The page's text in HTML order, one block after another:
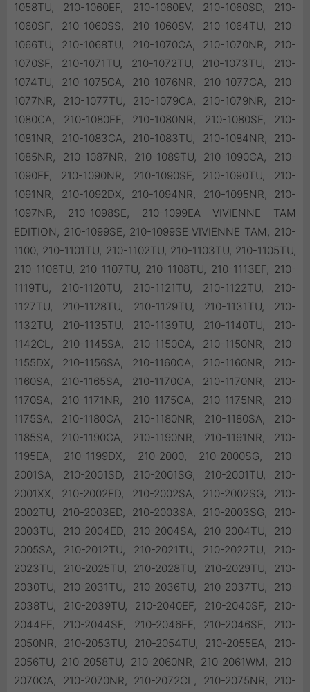
1058TU, 210-1060EF, 210-1060EV, 210-1060SD, 210-
1060SF, 210-1060SS, 210-1060SV, 210-1064TU, 210-
1066TU, 210-1068TU, 210-1070CA, 210-1070NR, 210-
1070SF, 210-1071TU, 210-1072TU, 210-1073TU, 210-
1074TU, 210-1075CA, 210-1076NR, 210-1077CA, 210-
1077NR, 210-1077TU, 210-1079CA, 210-1079NR, 210-
1080CA, 210-1080EF, 210-1080NR, 210-1080SF, 210-
1081NR, 210-1083CA, 210-1083TU, 210-1084NR, 210-
1085NR, 210-1087NR, 210-1089TU, 210-1090CA, 210-
1090EF, 210-1090NR, 210-1090SF, 210-1090TU, 210-
1091NR, 210-1092DX, 210-1094NR, 210-1095NR, 210-
1097NR, 210-1098SE, 210-1099EA VIVIENNE TAM
EDITION, 210-1099SE, 210-1099SE VIVIENNE TAM, 210-
1100, 210-1101TU, 210-1102TU, 210-1103TU, 210-1105TU,
210-1106TU, 210-1107TU, 210-1108TU, 210-1113EF, 210-
1119TU, 210-1120TU, 210-1121TU, 210-1122TU, 210-
1127TU, 210-1128TU, 210-1129TU, 210-1131TU, 210-
1132TU, 210-1135TU, 210-1139TU, 210-1140TU, 210-
1142CL, 210-1145SA, 210-1150CA, 210-1150NR, 210-
1155DX, 210-1156SA, 210-1160CA, 210-1160NR, 210-
1160SA, 210-1165SA, 210-1170CA, 210-1170NR, 210-
1170SA, 210-1171NR, 210-1175CA, 210-1175NR, 210-
1175SA, 210-1180CA, 210-1180NR, 210-1180SA, 210-
1185SA, 210-1190CA, 210-1190NR, 210-1191NR, 210-
1195EA, 210-1199DX, 210-2000, 210-2000SG, 210-
2001SA, 210-2001SD, 210-2001SG, 210-2001TU, 210-
2001XX, 210-2002ED, 210-2002SA, 210-2002SG, 210-
2002TU, 210-2003ED, 210-2003SA, 210-2003SG, 210-
2003TU, 210-2004ED, 210-2004SA, 210-2004TU, 210-
2005SA, 210-2012TU, 210-2021TU, 210-2022TU, 210-
2023TU, 210-2025TU, 210-2028TU, 210-2029TU, 210-
2030TU, 210-2031TU, 210-2036TU, 210-2037TU, 210-
2038TU, 210-2039TU, 210-2040EF, 210-2040SF, 210-
2044EF, 210-2044SF, 210-2046EF, 210-2046SF, 210-
2050NR, 210-2053TU, 210-2054TU, 210-2055EA, 210-
2056TU, 210-2058TU, 210-2060NR, 210-2061WM, 210-
2070CA, 210-2070NR, 210-2072CL, 210-2075NR, 210-